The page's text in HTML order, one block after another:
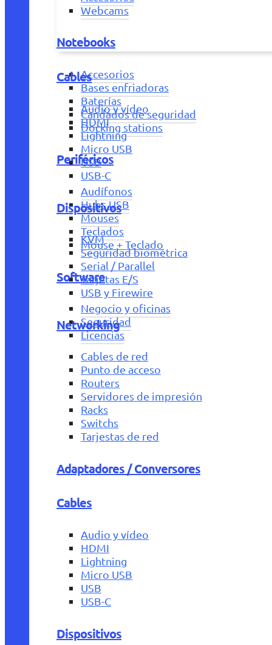
Webcams
Notebooks
Accesorios
Bases enfriadoras
Baterías
Candados de seguridad
Docking stations
Periféricos
Audífonos
Hubs USB
Mouses
Teclados
Mouse + Teclado
Software
Negocio y oficinas
Seguridad
Licencias
Cables
Audio y vídeo
HDMI
Lightning
Micro USB
USB
USB-C
Dispositivos
KVM
Seguridad biométrica
Serial / Parallel
Tarjetas E/S
USB y Firewire
Networking
Cables de red
Punto de acceso
Routers
Servidores de impresión
Racks
Switchs
Tarjestas de red
Adaptadores / Conversores
Cables
Audio y vídeo
HDMI
Lightning
Micro USB
USB
USB-C
Dispositivos